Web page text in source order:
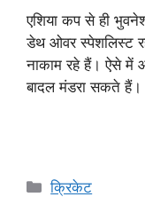
एशिया कप से ही
डेथ ओवर स्पेशलिस्ट
नाकाम रहे हैं। ऐसे
बादल मंडरा सकते हैं।
Categories
क्रिकेट